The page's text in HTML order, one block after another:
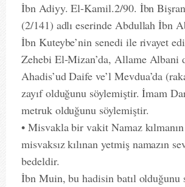
İbn Adiyy. El-Kamil.2/90. İbn
(2/141) adlı eserinde Abdullah İbn
İbn Kuteybe’nin senedi ile rivayet
Zehebi El-Mizan’da, Allame Albani
Ahadis’ud Daife ve’l Mevdua’da
zayıf olduğunu söylemiştir. İmam
metruk olduğunu söylemiştir.
• Misvakla bir vakit Namaz kılmanın
misvaksız kılınan yetmiş namazın
bedeldir.
İbn Muin, bu hadisin batıl olduğunu